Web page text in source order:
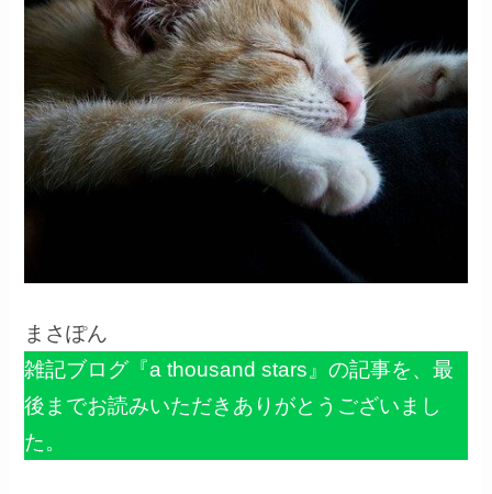
まさぽん
雑記ブログ『a thousand stars』の記事を、最
後までお読みいただきありがとうございまし
た。